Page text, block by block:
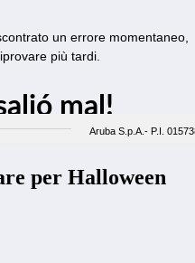
per Halloween